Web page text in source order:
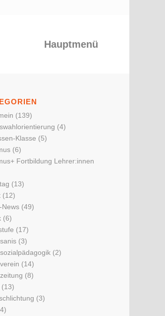
Hauptmenü
(139)
(4)
Klasse (5)
(6)
Fortbildung Lehrer:innen
(13)
(12)
News (49)
(6)
(17)
(3)
(2)
(14)
(8)
(13)
(3)